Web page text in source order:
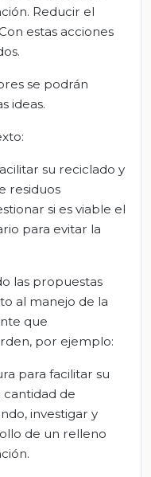
Reducir el
estas acciones
se podrán
ideas.
su reciclado y
residuos
si es viable el
para evitar la
las propuestas
al manejo de la
que
por ejemplo:
para facilitar su
cantidad de
investigar y
de un relleno